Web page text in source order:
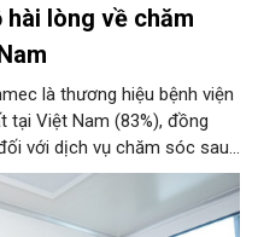
lòng về chăm
là thương hiệu bệnh viện
tại Việt Nam (83%), đồng
với dịch vụ chăm sóc sau